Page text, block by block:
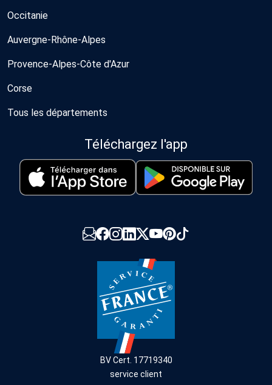
Occitanie
Auvergne-Rhône-Alpes
Provence-Alpes-Côte d'Azur
Corse
Tous les départements
Téléchargez l'app
BV Cert. 17719340
service client